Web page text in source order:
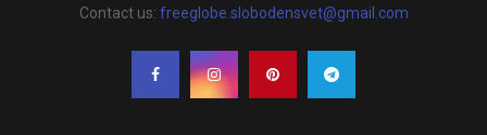
Contact us: freeglobe.slobodensvet@gmail.com